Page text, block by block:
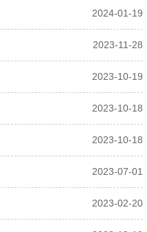
2024-01-19
2023-11-28
2023-10-19
2023-10-18
2023-10-18
2023-07-01
2023-02-20